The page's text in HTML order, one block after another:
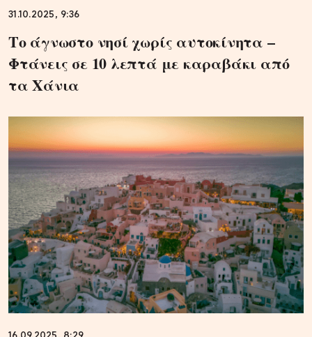
31.10.2025, 9:36
Το άγνωστο νησί χωρίς αυτοκίνητα –
Φτάνεις σε 10 λεπτά με καραβάκι από
τα Χάνια